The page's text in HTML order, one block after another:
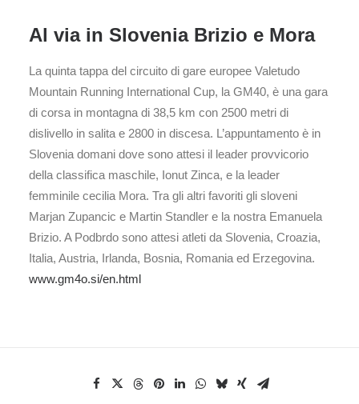
Al via in Slovenia Brizio e Mora
La quinta tappa del circuito di gare europee Valetudo
Mountain Running International Cup, la GM40, è una gara
di corsa in montagna di 38,5 km con 2500 metri di
dislivello in salita e 2800 in discesa. L’appuntamento è in
Slovenia domani dove sono attesi il leader provvicorio
della classifica maschile, Ionut Zinca, e la leader
femminile cecilia Mora. Tra gli altri favoriti gli sloveni
Marjan Zupancic e Martin Standler e la nostra Emanuela
Brizio. A Podbrdo sono attesi atleti da Slovenia, Croazia,
Italia, Austria, Irlanda, Bosnia, Romania ed Erzegovina.
www.gm4o.si/en.html